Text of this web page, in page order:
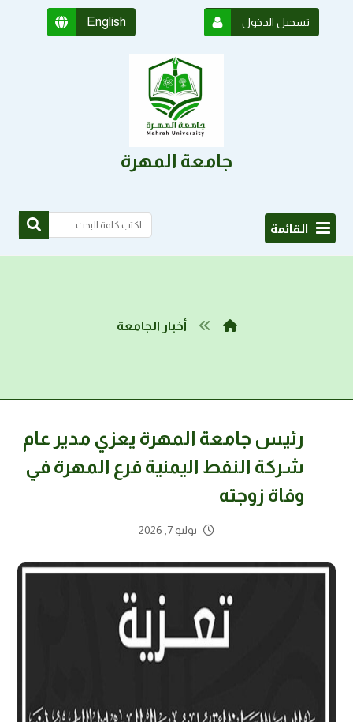
English تسجيل الدخول
جامعة المهرة
القائمة
أخبار الجامعة
رئيس جامعة المهرة يعزي مدير عام
شركة النفط اليمنية فرع المهرة في
وفاة زوجته
يوليو 7, 2026